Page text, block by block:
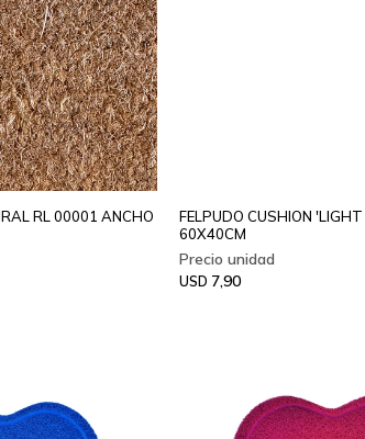
RL 00001 ANCHO
FELPUDO CUSHION
60X40CM
USD 7,90